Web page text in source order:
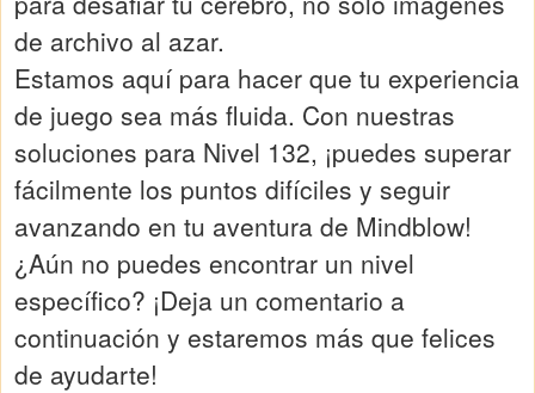
de archivo al azar.
Estamos aquí para hacer que tu experiencia
de juego sea más fluida. Con nuestras
soluciones para Nivel 132, ¡puedes superar
fácilmente los puntos difíciles y seguir
avanzando en tu aventura de Mindblow!
¿Aún no puedes encontrar un nivel
específico? ¡Deja un comentario a
continuación y estaremos más que felices
de ayudarte!